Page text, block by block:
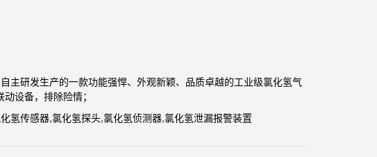
研发生产的一款功能强悍、外观新颖、品质卓越的工业级氯化氢气
设备，排除险情；
传感器,氯化氢探头,氯化氢侦测器,氯化氢泄漏报警装置